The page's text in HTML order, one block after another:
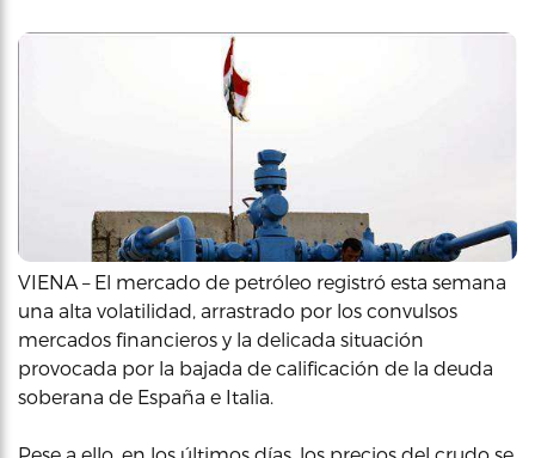
VIENA – El mercado de petróleo registró esta semana
una alta volatilidad, arrastrado por los convulsos
mercados financieros y la delicada situación
provocada por la bajada de calificación de la deuda
soberana de España e Italia.